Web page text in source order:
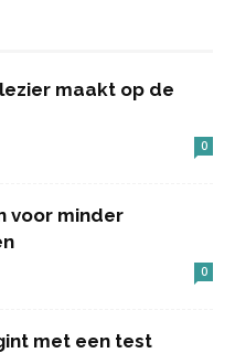
maakt op de
0
voor minder
0
met een test